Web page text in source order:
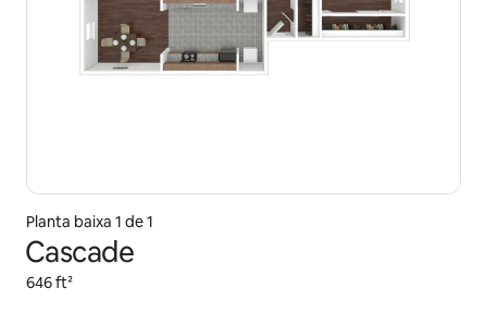
Planta baixa 1 de 1
Cascade
646 ft²